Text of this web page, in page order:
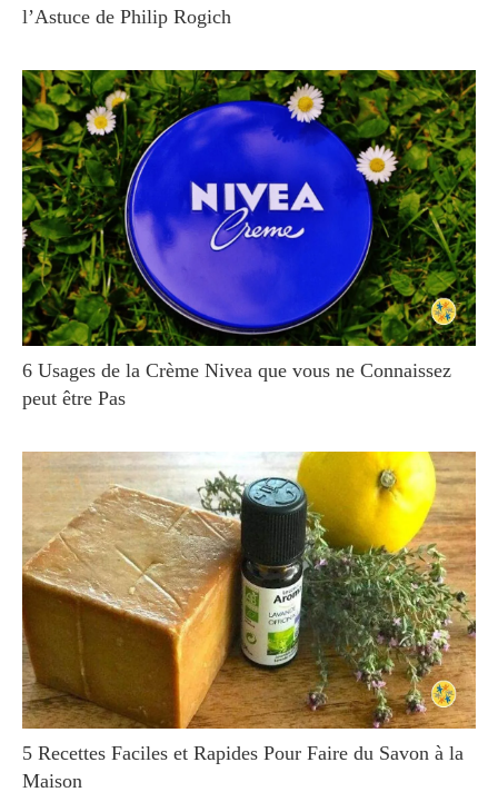
l’Astuce de Philip Rogich
6 Usages de la Crème Nivea que vous ne Connaissez
peut être Pas
5 Recettes Faciles et Rapides Pour Faire du Savon à la
Maison